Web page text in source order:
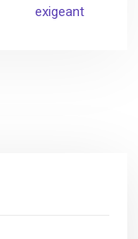
exigeant